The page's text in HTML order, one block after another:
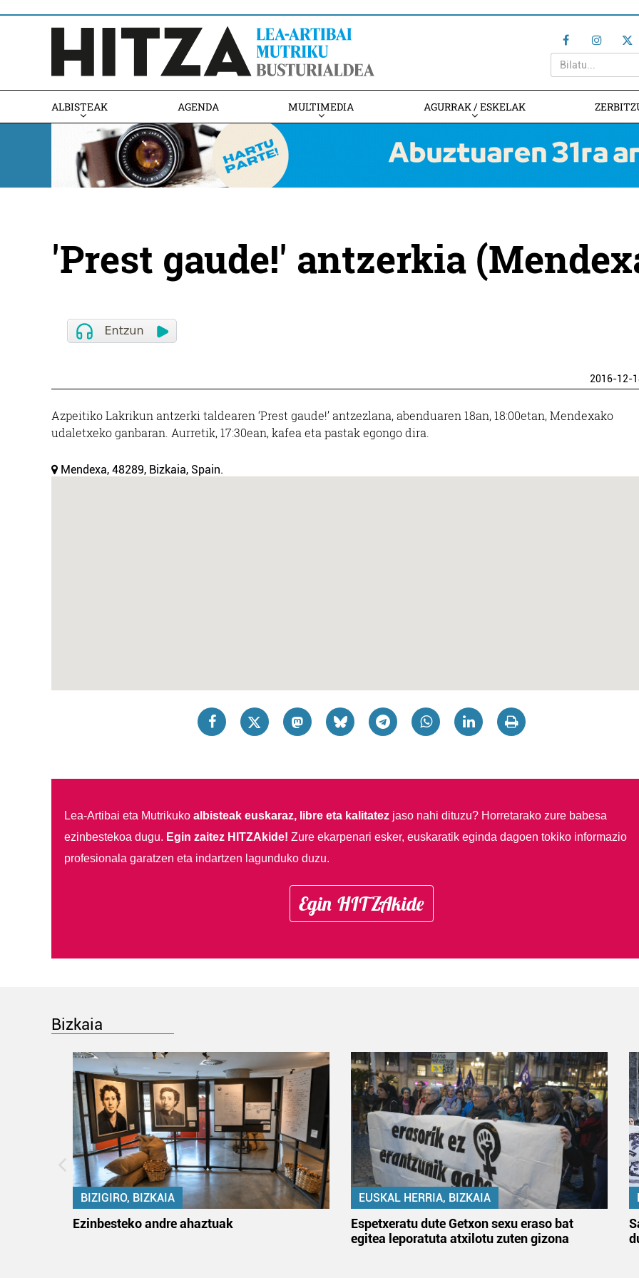
ALBISTEAK AGENDA MULTIMEDIA AGURRAK / ESKELAK
'Prest gaude!' antzerkia
2016-12-
Azpeitiko Lakrikun antzerki taldearen ‘Prest gaude!’ antzezlana, abenduaren 18an, 18:00etan, Mendexako
udaletxeko ganbaran. Aurretik, 17:30ean, kafea eta pastak egongo dira.
Mendexa, 48289, Bizkaia, Spain.
Lea-Artibai eta Mutrikuko albisteak euskaraz, libre eta kalitatezjaso nahi dituzu? Horretarako zure babesa
ezinbestekoa dugu. Egin zaitez HITZAkide! Zure ekarpenari esker, euskaratik eginda dagoen tokiko informazio
profesionala garatzen eta indartzen lagunduko duzu.
Egin HITZAkide
Bizkaia
BIZIGIRO, BIZKAIA
Ezinbesteko andre ahaztuak
EUSKAL HERRIA, BIZKAIA
Espetxeratu dute Getxon sexu eraso bat
egitea leporatuta atxilotu zuten gizona